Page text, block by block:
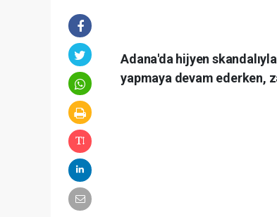
Adana'da hijyen
yapmaya devam ederken,